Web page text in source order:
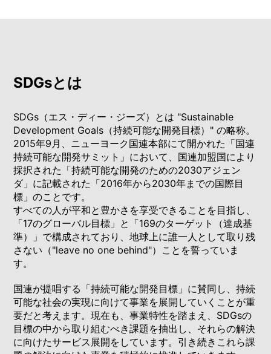
SDGsとは
SDGs（エス・ディー・ジーズ）とは "Sustainable
Development Goals（持続可能な開発目標）" の略称。
2015年9月、ニューヨーク国連本部にて開かれた「国連
持続可能な開発サミット」において、国連加盟国により
採択された「持続可能な開発のための2030アジェン
ダ」に記載された「2016年から2030年までの国際目
標」のことです。
すべての人が平和と豊かさを享受できることを目指し、
「17のグローバル目標」と「169のターゲット（達成基
準）」で構成されており、地球上に誰一人として取り残
さない（"leave no one behind"）ことを誓っていま
す。
国連が提唱する「持続可能な開発目標」に賛同し、持続
可能な社会の実現に向けて事業を展開していくことが重
要だと考えます。現在も、事業特性を踏まえ、SDGsの
目標の中から取り組むべき課題を抽出し、それらの解決
に向けたサービス展開をしています。引き続きこれら課